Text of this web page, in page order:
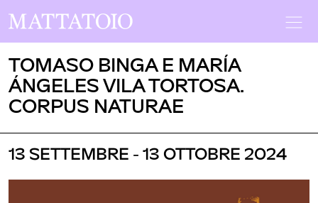
TOMASO BINGA E MARÍA
ÁNGELES VILA TORTOSA.
CORPUS NATURAE
13 SETTEMBRE - 13 OTTOBRE 2024